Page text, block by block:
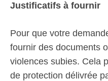
Justificatifs à fournir
Pour que votre
fournir des documents
violences subies. Cela
de protection délivrée